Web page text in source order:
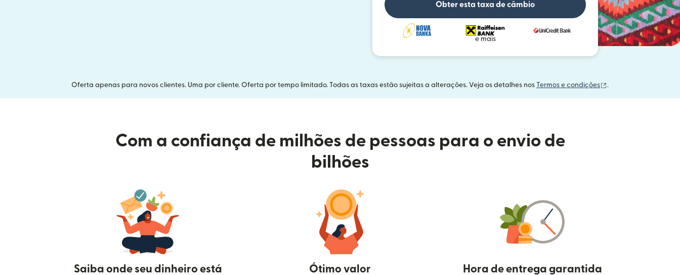
Obter esta taxa de câmbio
e mais
Oferta apenas para novos clientes. Uma por cliente. Oferta por tempo limitado. Todas as taxas estão sujeitas a alterações. Veja os detalhes nos Termos e condições (abre em uma nova
.
Com a confiança de milhões de pessoas para o envio de
bilhões
Saiba onde seu dinheiro está Ótimo valor Hora de entrega garantida